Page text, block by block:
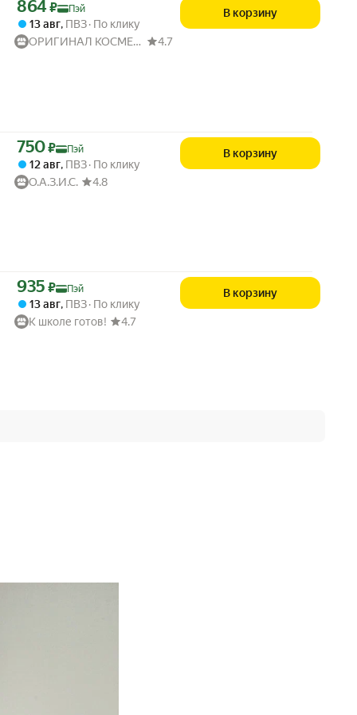
864 ₽ Пэй
13 авг, ПВЗ По клику
ОРИГИНАЛ КОСМЕТИК
4.7
В корзину
Цена с картой Яндекс Пэй 750 ₽ вместо
750₽ Пэй
12 авг, ПВЗ По клику
О.А.З.И.С.
4.8
В корзину
Цена с картой Яндекс Пэй 935 ₽ вместо
935 ₽ Пэй
13 авг, ПВЗ По клику
К школе готов!
4.7
В корзину